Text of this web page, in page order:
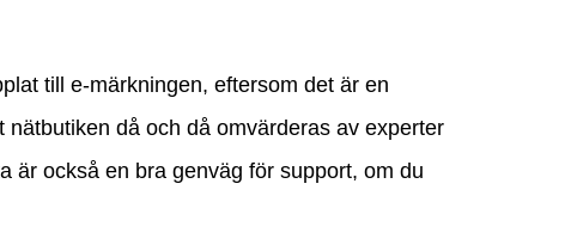
till e-märkningen, eftersom det är en
då och då omvärderas av experter
är också en bra genväg för support, om du